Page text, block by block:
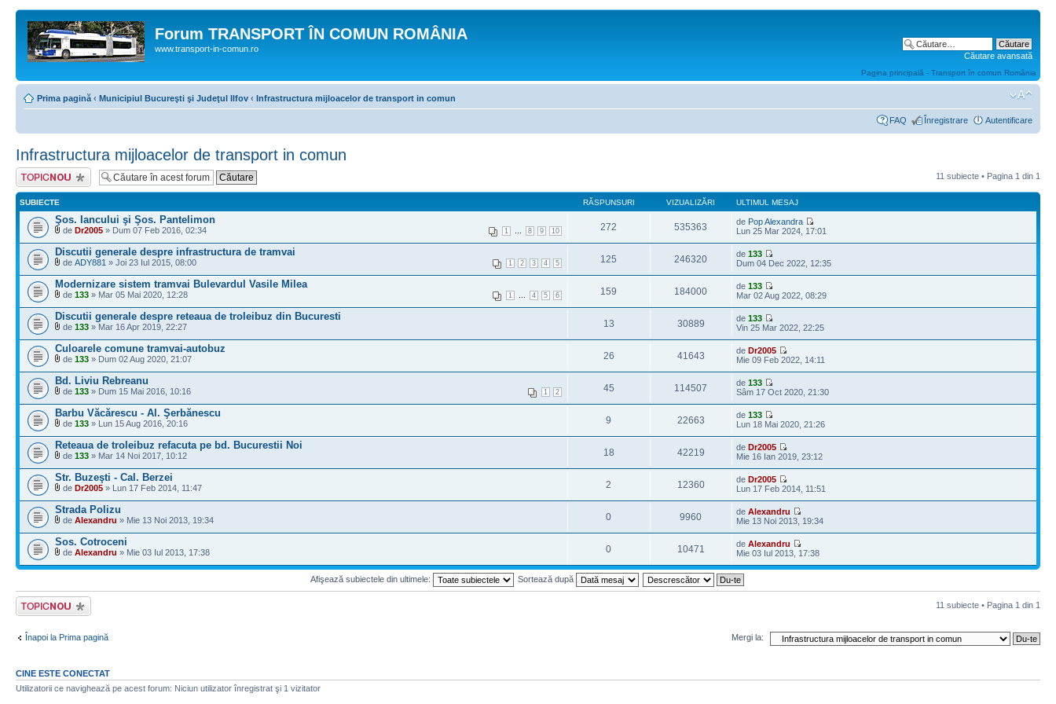
Forum TRANSPORT ÎN COMUN ROMÂNIA
www.transport-in-comun.ro
Căutare avansată
Pagina principală - Transport în comun România
Prima pagină ‹ Municipiul Bucureşti şi Judeţul Ilfov ‹ Infrastructura mijloacelor de transport in comun
FAQ Înregistrare Autentificare
Infrastructura mijloacelor de transport in comun
Scrie un subiect
nou
11 subiecte • Pagina 1 din 1
SUBIECTE RĂSPUNSURI VIZUALIZĂRI ULTIMUL MESAJ
Şos. Iancului şi Şos. Pantelimon
1 8 9 10
de Dr2005 » Dum 07 Feb 2016, 02:34 272 535363 de Pop Alexandra
Lun 25 Mar 2024, 17:01
Discutii generale despre infrastructura de tramvai
1 2 3 4 5
de ADY881 » Joi 23 Iul 2015, 08:00 125 246320 de133
Dum 04 Dec 2022, 12:35
Modernizare sistem tramvai Bulevardul Vasile Milea
1 4 5 6
de 133 » Mar 05 Mai 2020, 12:28 159 184000 de133
Mar 02 Aug 2022, 08:29
Discutii generale despre reteaua de troleibuz din Bucuresti
de 133 » Mar 16 Apr 2019, 22:27 13 30889 de133
Vin 25 Mar 2022, 22:25
Culoarele comune tramvai-autobuz
de 133 » Dum 02 Aug 2020, 21:07 26 41643 deDr2005
Mie 09 Feb 2022, 14:11
Bd. Liviu Rebreanu
1 2
de 133 » Dum 15 Mai 2016, 10:16 45 114507 de133
Sâm 17 Oct 2020, 21:30
Barbu Văcărescu - Al. Şerbănescu
de 133 » Lun 15 Aug 2016, 20:16 9 22663 de133
Lun 18 Mai 2020, 21:26
Reteaua de troleibuz refacuta pe bd. Bucurestii Noi
de 133 » Mar 14 Noi 2017, 10:12 18 42219 deDr2005
Mie 16 Ian 2019, 23:12
Str. Buzeşti - Cal. Berzei
de Dr2005 » Lun 17 Feb 2014, 11:47 2 12360 deDr2005
Lun 17 Feb 2014, 11:51
Strada Polizu
de Alexandru » Mie 13 Noi 2013, 19:34 0 9960 deAlexandru
Mie 13 Noi 2013, 19:34
Sos. Cotroceni
de Alexandru » Mie 03 Iul 2013, 17:38 0 10471 deAlexandru
Mie 03 Iul 2013, 17:38
Afişează subiectele din ultimele: Sortează după
Scrie un subiect
nou
11 subiecte • Pagina 1 din 1
Înapoi la Prima pagină Mergi la:
CINE ESTE CONECTAT
Utilizatorii ce navighează pe acest forum: Niciun utilizator înregistrat şi 1 vizitator